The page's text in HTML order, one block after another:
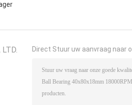
Direct Stuur uw aanvraag naar